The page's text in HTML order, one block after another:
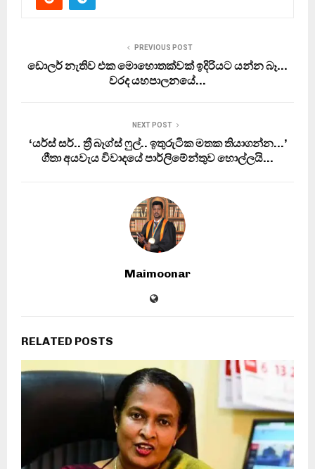
PREVIOUS POST
ඩොලර් නැතිව එක මොහොතක්වක් ඉදිරියට යන්න බෑ…
වරද යහපාලනයේ…
NEXT POST
‘යර්ස් සර්.. ත්‍රී බෑග්ස් ෆුල්.. ඉතුරුටික මතක තියාගන්න…’
ගීතා අයවැය විවාදයේ පාර්ලිමේන්තුව හොල්ලයි…
Maimoonar
RELATED POSTS